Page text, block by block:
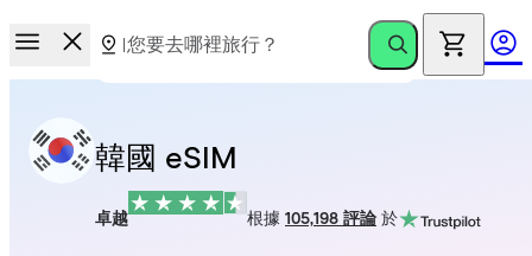
韓國 eSIM
卓越 根據 105,198 評論 於